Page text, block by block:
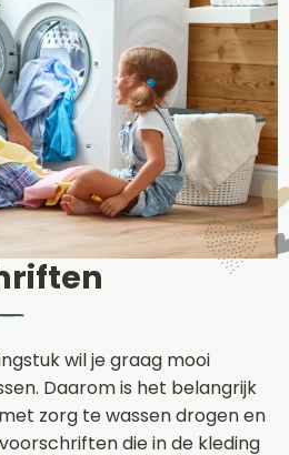
wil je graag mooi
Daarom is het belangrijk
zorg te wassen drogen en
die in de kleding